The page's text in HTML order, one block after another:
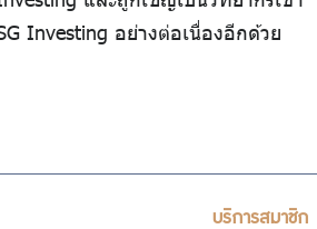
Investing อย่างต่อเนื่องอีกด้วย
บริการสมาชิก